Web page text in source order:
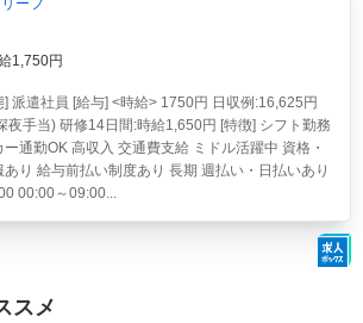
ーフ
1,750円
] 派遣社員 [給与] <時給> 1750円 日収例:16,625円
夜手当) 研修14日間:時給1,650円 [特徴] シフト勤務
通勤OK 高収入 交通費支給 ミドル活躍中 資格・
り 給与前払い制度あり 長期 週払い・日払いあり
00:00～09:00...
スメ